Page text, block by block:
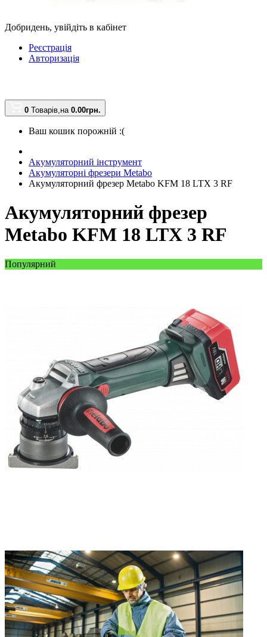
Добридень, увійдіть в кабінет
Реєстрація
Авторизація
0 Товарів,на 0.00грн.
Ваш кошик порожній :(
Акумуляторний інструмент
Акумуляторні фрезери Metabo
Акумуляторний фрезер Metabo KFM 18 LTX 3 RF
Акумуляторний фрезер
Metabo KFM 18 LTX 3 RF
Популярний